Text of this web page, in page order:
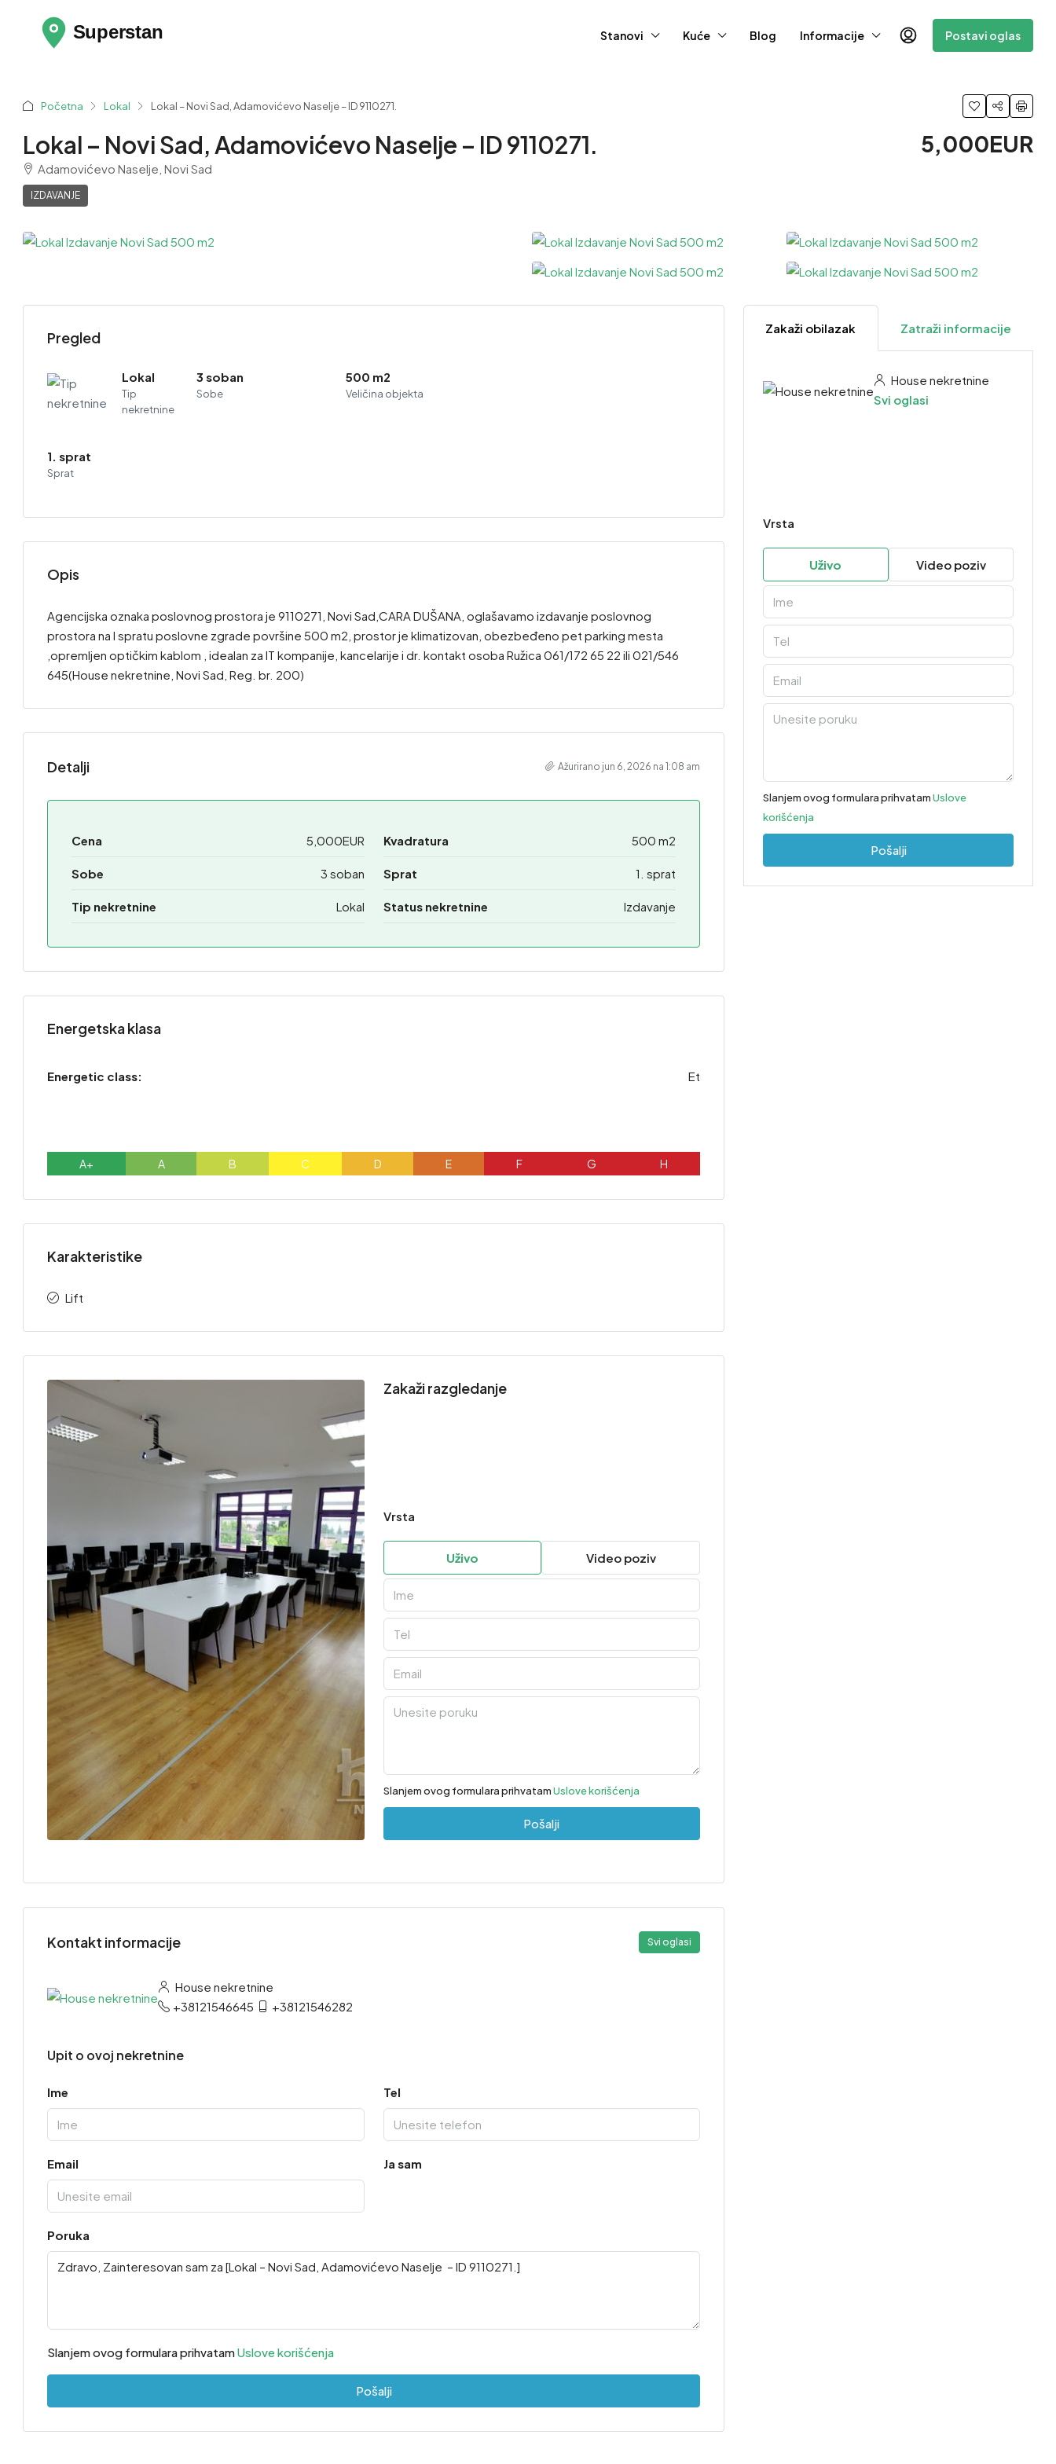
Stanovi Kuće Blog Informacije Postavi oglas
Početna Lokal Lokal – Novi Sad, Adamovićevo Naselje – ID 9110271.
Lokal – Novi Sad, Adamovićevo Naselje – ID 9110271.
Adamovićevo Naselje, Novi Sad
IZDAVANJE
5,000EUR
3 Više
Pregled
Lokal
Tip
nekretnine
3 soban
Sobe
500 m2
Veličina objekta
1. sprat
Sprat
Opis
Agencijska oznaka poslovnog prostora je 9110271, Novi Sad,CARA DUŠANA, oglašavamo izdavanje poslovnog
prostora na I spratu poslovne zgrade površine 500 m2, prostor je klimatizovan, obezbeđeno pet parking mesta
,opremljen optičkim kablom , idealan za IT kompanije, kancelarije i dr. kontakt osoba Ružica 061/172 65 22 ili 021/546
645(House nekretnine, Novi Sad, Reg. br. 200)
Detalji Ažurirano jun 6, 2026 na 1:08 am
Cena 5,000EUR Kvadratura 500 m2
Sobe 3 soban Sprat 1. sprat
Tip nekretnine Lokal Status nekretnine Izdavanje
Energetska klasa
Energetic class: Et
A+ A B C D E F G H
Karakteristike
Lift
Zakaži razgledanje
Vrsta
Uživo Video poziv
Slanjem ovog formulara prihvatamUslove korišćenja
Pošalji
Kontakt informacije Svi oglasi
House nekretnine
+38121546645
+38121546282
Upit o ovoj nekretnine
Ime Tel
Email Ja sam
Poruka
Slanjem ovog formulara prihvatamUslove korišćenja
Pošalji
Zakaži obilazak Zatraži informacije
House nekretnine
Svi oglasi
Vrsta
Uživo Video poziv
Slanjem ovog formulara prihvatamUslove
korišćenja
Pošalji